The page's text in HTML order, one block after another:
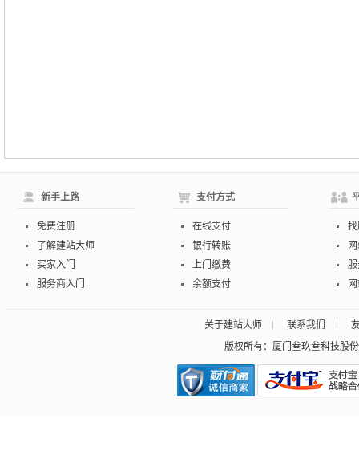
新手上路
免费注册
了解建站大师
买家入门
服务商入门
支付方式
在线支付
银行转账
上门缴费
余额支付
关于建站大师 联系我们
版权所有：厦门叁玖叁科技股